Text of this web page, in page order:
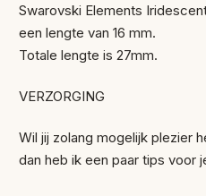
Swarovski Elements
een lengte van 16 mm.
Totale lengte is 27mm.
VERZORGING
Wil jij zolang mogelijk plezier
dan heb ik een paar tips voor